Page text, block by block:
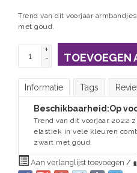
Trend van dit voorjaar
met goud.
+
-
TOEVOEGEN
Informatie Tags
Beschikbaarheid:Op
Trend van dit voorjaar 2022
elastiek in vele kleuren
zwart met goud.
Aan verlanglijst toevoegen /